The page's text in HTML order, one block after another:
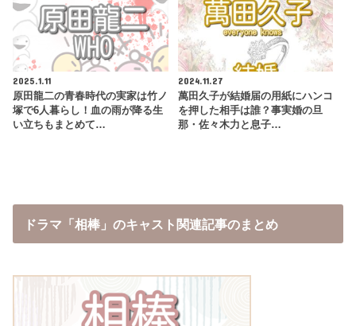
2025.1.11
原田龍二の青春時代の実家は竹ノ
塚で6人暮らし！血の雨が降る生
い立ちもまとめて…
2024.11.27
萬田久子が結婚届の用紙にハンコ
を押した相手は誰？事実婚の旦
那・佐々木力と息子…
ドラマ「相棒」のキャスト関連記事のまとめ